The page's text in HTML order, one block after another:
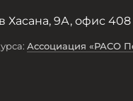
Хасана, 9А, офис 408
Ассоциация «РАСО